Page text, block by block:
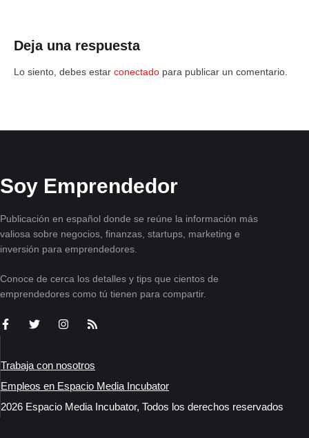
Deja una respuesta
Lo siento, debes estar conectado para publicar un comentario.
Soy Emprendedor
Publicación en español donde se reúne la información más
valiosa sobre negocios, finanzas, startups, marketing e
inversión para emprendedores.
Conoce de cerca los detalles y tips que cientos de
emprendedores como tú tienen para compartir.
Trabaja con nosotros
Empleos en Espacio Media Incubator
2026 Espacio Media Incubator, Todos los derechos reservados